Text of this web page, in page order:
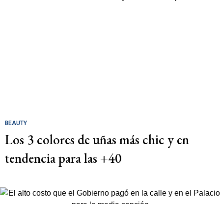
BEAUTY
Los 3 colores de uñas más chic y en
tendencia para las +40